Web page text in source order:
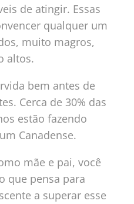
de atingir. Essas
qualquer um
muito magros,
altos.
bem antes de
Cerca de 30% das
estão fazendo
Canadense.
mãe e pai, você
que pensa para
a superar esse